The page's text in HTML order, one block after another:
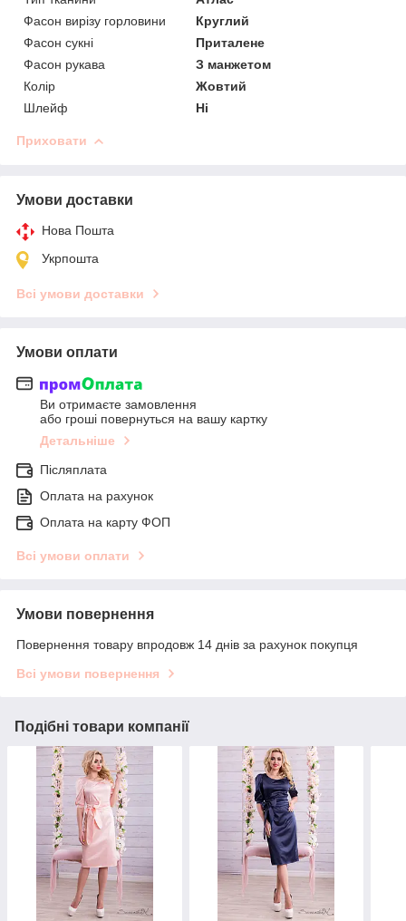
Фасон вирізу горловини
Круглий
Фасон сукні
Приталене
Фасон рукава
З манжетом
Колір
Жовтий
Шлейф
Ні
Приховати
Умови доставки
Нова Пошта
Укрпошта
Всі умови доставки
Умови оплати
Ви отримаєте замовлення
або гроші повернуться на вашу картку
Детальніше
Післяплата
Оплата на рахунок
Оплата на карту ФОП
Всі умови оплати
Умови повернення
Повернення товару впродовж 14 днів за рахунок покупця
Всі умови повернення
Подібні товари компанії